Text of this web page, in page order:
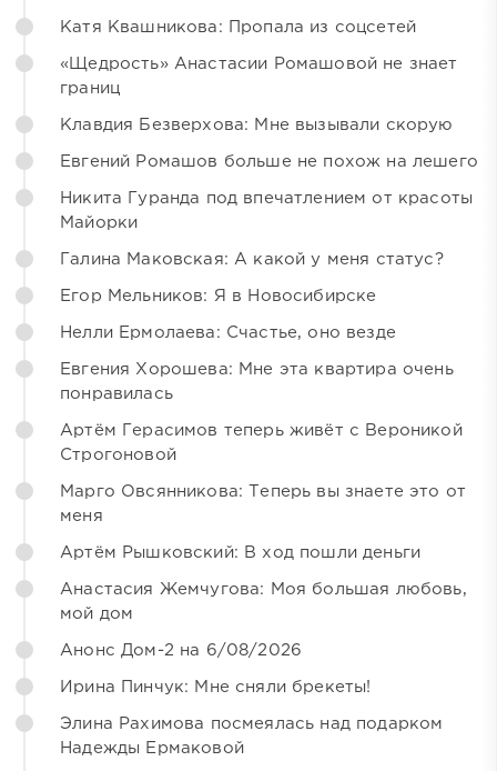
Катя Квашникова: Пропала из соцсетей
«Щедрость» Анастасии Ромашовой не знает
границ
Клавдия Безверхова: Мне вызывали скорую
Евгений Ромашов больше не похож на лешего
Никита Гуранда под впечатлением от красоты
Майорки
Галина Маковская: А какой у меня статус?
Егор Мельников: Я в Новосибирске
Нелли Ермолаева: Счастье, оно везде
Евгения Хорошева: Мне эта квартира очень
понравилась
Артём Герасимов теперь живёт с Вероникой
Строгоновой
Марго Овсянникова: Теперь вы знаете это от
меня
Артём Рышковский: В ход пошли деньги
Анастасия Жемчугова: Моя большая любовь,
мой дом
Анонс Дом-2 на 6/08/2026
Ирина Пинчук: Мне сняли брекеты!
Элина Рахимова посмеялась над подарком
Надежды Ермаковой